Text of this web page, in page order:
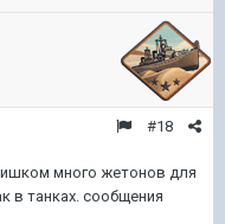
#18
много жетонов для
в танках. сообщения